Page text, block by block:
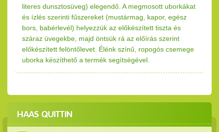
literes dunsztosüveg) elegendő. A megmosott uborkákat
és ízlés szerinti fűszereket (mustármag, kapor, egész
bors, babérlevél) helyezzük az előkészített tiszta és
száraz üvegekbe, majd öntsük rá az előírás szerint
előkészített felöntőlevet. Élénk színű, ropogós csemege
uborka készíthető a termék segítségével.
HAAS QUITTIN